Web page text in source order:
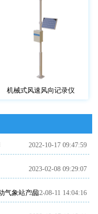
机械式风速风向记录仪
2022-10-17 09:47:59
2023-02-08 09:29:07
自动气象站安装时应该注意什么？自动气象站产品介绍~
2022-08-11 14:04:16